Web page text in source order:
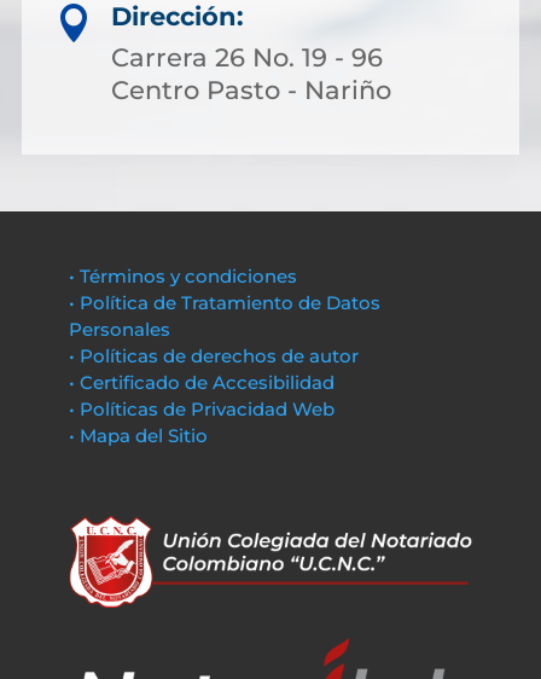

Dirección:
Carrera 26 No. 19 - 96
Centro Pasto - Nariño
• Términos y condiciones
• Política de Tratamiento de Datos
Personales
• Políticas de derechos de autor
• Certificado de Accesibilidad
• Políticas de Privacidad Web
• Mapa del Sitio